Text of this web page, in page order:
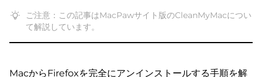
ご注意：この記事はMacPawサイト版のCleanMyMacについ
て解説しています。
MacからFirefoxを完全にアンインストールする手順を解